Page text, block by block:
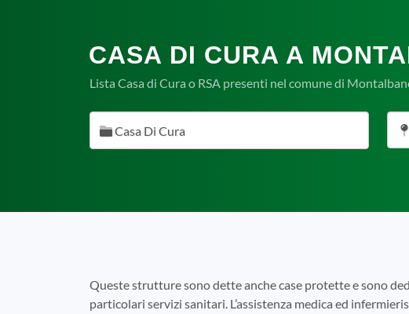
CASA DI CURA A
Lista Casa di Cura o RSA presenti nel comune di
Casa Di Cura
Queste strutture sono dette anche case protette e sono
particolari servizi sanitari. L’assistenza medica ed